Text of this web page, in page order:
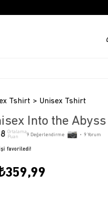
Tshirt Unisex Tshirt
Into the
Ortalama
Puan
9 Değerlendirme • 9 Yorum
favoriledi!